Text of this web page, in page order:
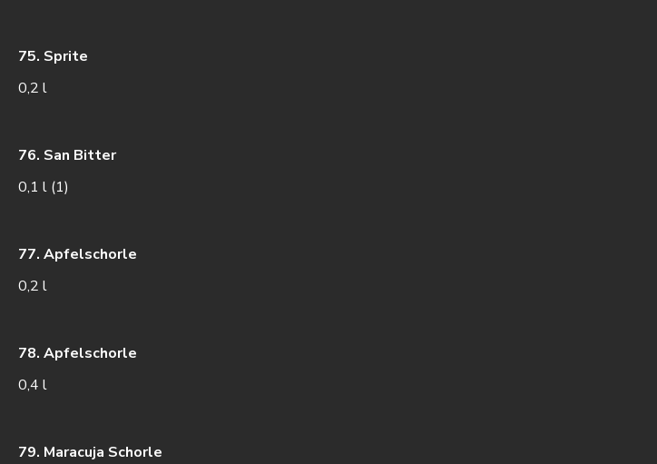
75. Sprite
0,2 l
76. San Bitter
0,1 l (1)
77. Apfelschorle
0,2 l
78. Apfelschorle
0,4 l
79. Maracuja Schorle